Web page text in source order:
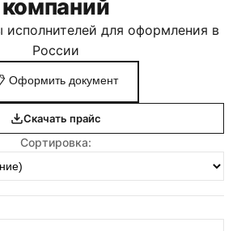
компаний
исполнителей для оформления в
России
Оформить документ
Скачать прайс
Сортировка: